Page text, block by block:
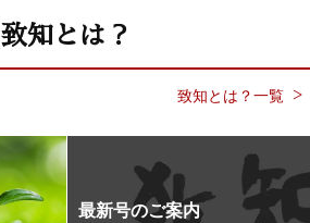
致知とは？
致知とは？一覧
最新号のご案内